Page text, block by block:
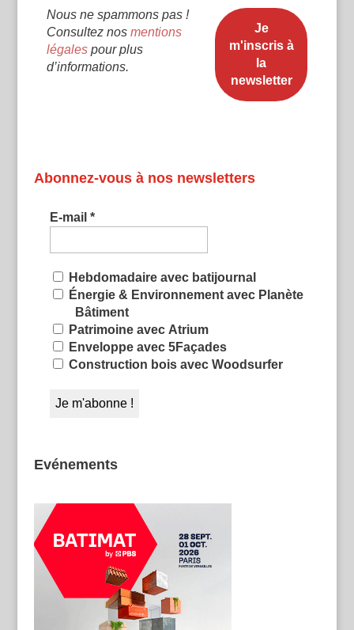
Nous ne spammons pas !
Consultez nos mentions
légalespour plus
d’informations.
Abonnez-vous à nos newsletters
E-mail *
Hebdomadaire avec batijournal
Énergie & Environnement avec Planète
Bâtiment
Patrimoine avec Atrium
Enveloppe avec 5Façades
Construction bois avec Woodsurfer
Evénements